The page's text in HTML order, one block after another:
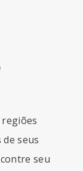
seus
seu